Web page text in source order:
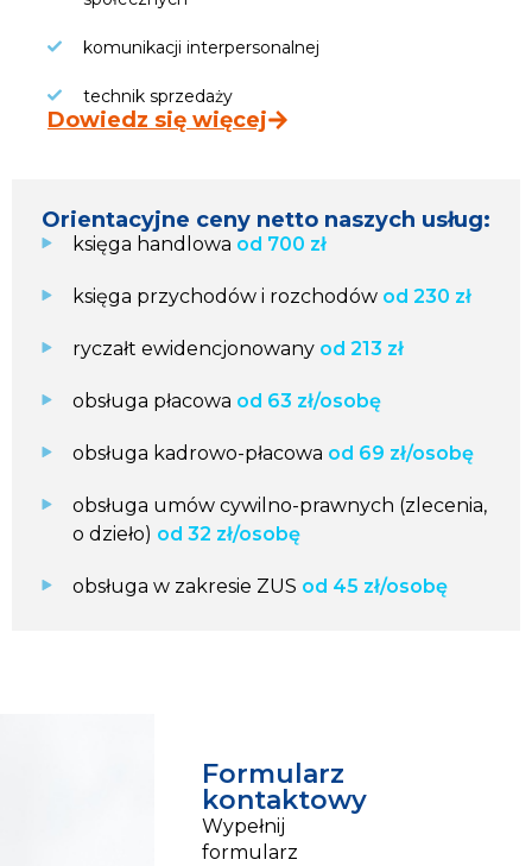
Orientacyjne ceny netto naszych usług:
księga handlowa od 700 zł
księga przychodów i rozchodów od 230 zł
ryczałt ewidencjonowany od 213 zł
obsługa płacowa od 63 zł/osobę
obsługa kadrowo-płacowa od 69 zł/osobę
obsługa umów cywilno-prawnych (zlecenia,
o dzieło) od 32 zł/osobę
obsługa w zakresie ZUS od 45 zł/osobę
komunikacji interpersonalnej
technik sprzedaży
Dowiedz się więcej
Formularz
kontaktowy
Wypełnij
formularz